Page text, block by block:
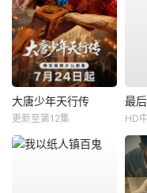
大唐少年天行传
更新至第12集
最
HD